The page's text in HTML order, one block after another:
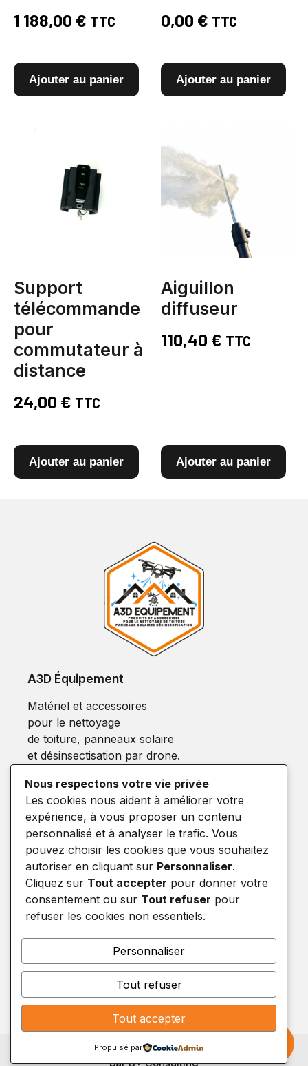
1 188,00 € TTC
Ajouter au panier
0,00 € TTC
Ajouter au panier
Support
télécommande
pour
commutateur à
distance
24,00 € TTC
Ajouter au panier
Aiguillon
diffuseur
110,40 € TTC
Ajouter au panier
A3D Équipement
Matériel et accessoires
pour le nettoyage
de toiture, panneaux solaire
et désinsectisation par drone.
Informations
Mentions légales
Politique de confidentialité
Politique des cookies
Contact
Demande de devis
Suivez-nous sur :
Copyright © 2026 – Tous droits réservés | Réalisé
par B+ Consulting
Nous respectons votre vie privée
Les cookies nous aident à améliorer votre
expérience, à vous proposer un contenu
personnalisé et à analyser le trafic. Vous
pouvez choisir les cookies que vous souhaitez
autoriser en cliquant sur Personnaliser.
Cliquez sur Tout accepter pour donner votre
consentement ou sur Tout refuser pour
refuser les cookies non essentiels.
Personnaliser
Tout refuser
Tout accepter
Propulsé par